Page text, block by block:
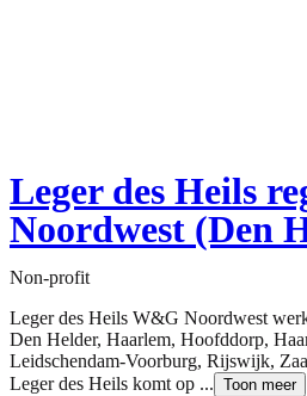
Leger des Heils
Noordwest (Den
Non-profit
Leger des Heils W&G Noordwest
Den Helder, Haarlem, Hoofddorp,
Leidschendam-Voorburg, Rijswijk,
Leger des Heils komt op ... Toon meer